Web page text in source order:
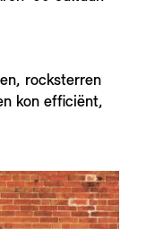
rocksterren
kon efficiënt,